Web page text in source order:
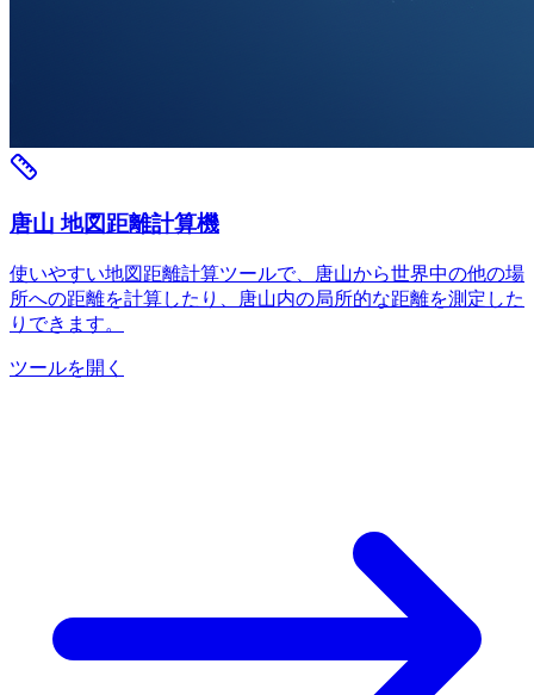
唐山 地図距離計算機
使いやすい地図距離計算ツールで、唐山から世界中の他の場
所への距離を計算したり、唐山内の局所的な距離を測定した
りできます。
ツールを開く